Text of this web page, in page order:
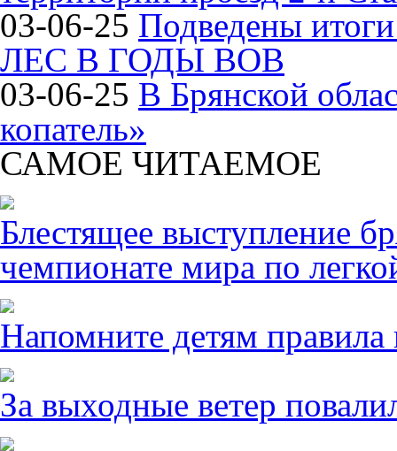
03-06-25 Подведены
ЛЕС В ГОДЫ ВОВ
03-06-25 В Брянской
копатель»
САМОЕ ЧИТАЕМОЕ
Блестящее выступление
чемпионате мира по
Напомните детям правила
За выходные ветер